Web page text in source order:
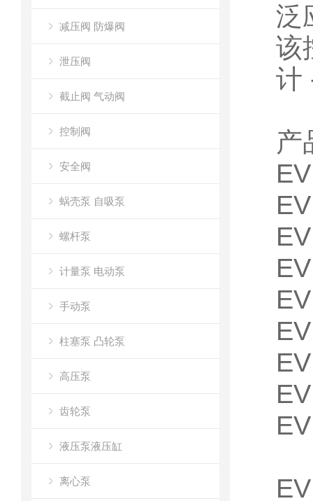
减压阀 防爆阀
泄压阀
截止阀 气动阀
控制阀
安全阀
蜗壳泵 自吸泵
螺杆泵
计量泵 电动泵
手动泵
柱塞泵 凸轮泵
高压泵
齿轮泵
液压泵液压缸
离心泵
泛
该
计
产